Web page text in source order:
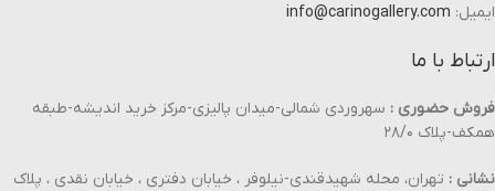
ایمیل: info@carinogallery.com
ارتباط با ما
فروش حضوری : سهروردی شمالی-میدان پالیزی-مرکز خرید اندیشه-طبقه
همکف-پلاک ۲۸/۰
نشانی : تهران، محله شهیدقندی-نیلوفر ، خیابان دفتری ، خیابان نقدی ، پلاک